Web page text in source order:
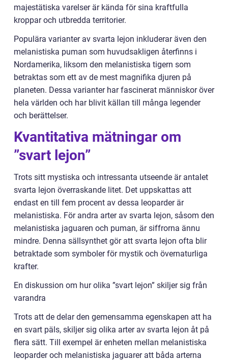
majestätiska varelser är kända för sina kraftfulla
kroppar och utbredda territorier.
Populära varianter av svarta lejon inkluderar även den
melanistiska puman som huvudsakligen återfinns i
Nordamerika, liksom den melanistiska tigern som
betraktas som ett av de mest magnifika djuren på
planeten. Dessa varianter har fascinerat människor över
hela världen och har blivit källan till många legender
och berättelser.
Kvantitativa mätningar om
”svart lejon”
Trots sitt mystiska och intressanta utseende är antalet
svarta lejon överraskande litet. Det uppskattas att
endast en till fem procent av dessa leoparder är
melanistiska. För andra arter av svarta lejon, såsom den
melanistiska jaguaren och puman, är siffrorna ännu
mindre. Denna sällsynthet gör att svarta lejon ofta blir
betraktade som symboler för mystik och övernaturliga
krafter.
En diskussion om hur olika ”svart lejon” skiljer sig från
varandra
Trots att de delar den gemensamma egenskapen att ha
en svart päls, skiljer sig olika arter av svarta lejon åt på
flera sätt. Till exempel är enheten mellan melanistiska
leoparder och melanistiska jaguarer att båda arterna